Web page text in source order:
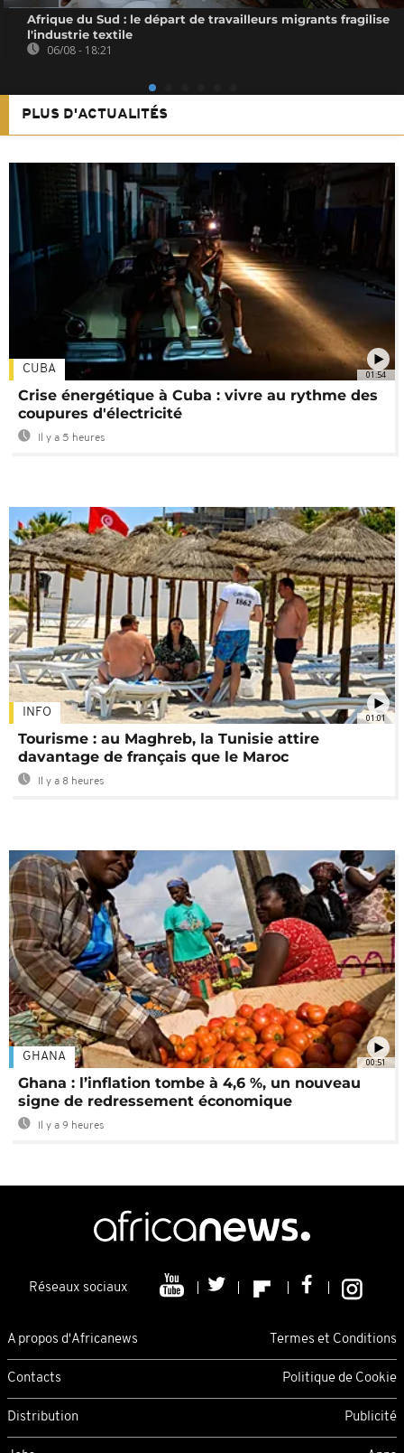
Afrique du Sud : le départ de travailleurs migrants fragilise
l'industrie textile
06/08 - 18:21
PLUS D'ACTUALITÉS
01:54
CUBA
Crise énergétique à Cuba : vivre au rythme des
coupures d'électricité
Il y a 5 heures
01:01
INFO
Tourisme : au Maghreb, la Tunisie attire
davantage de français que le Maroc
Il y a 8 heures
00:51
GHANA
Ghana : l’inflation tombe à 4,6 %, un nouveau
signe de redressement économique
Il y a 9 heures
Réseaux sociaux
A propos d'Africanews Termes et Conditions
Contacts Politique de Cookie
Distribution Publicité